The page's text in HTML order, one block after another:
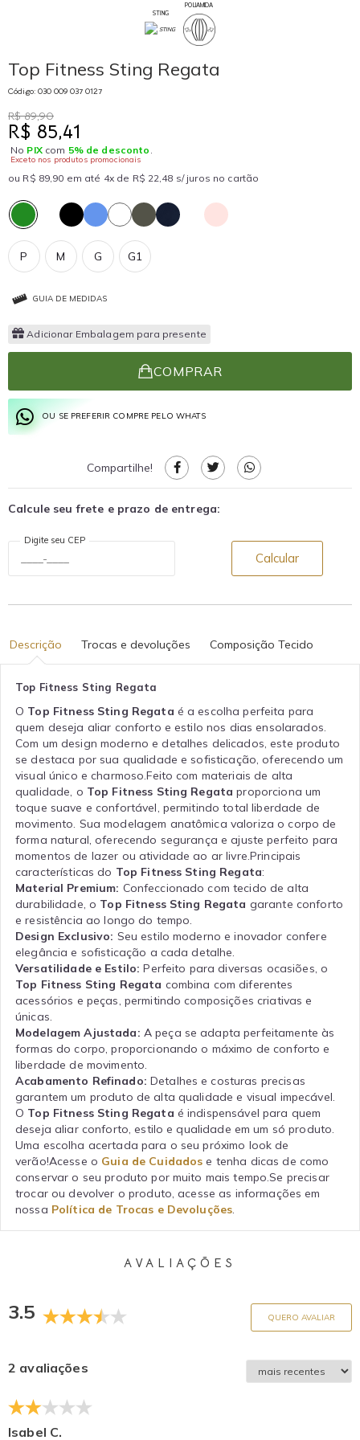
STING
POLIAMIDA
Top Fitness Sting Regata
Código: 030 009 037 0127
R$ 89,90
R$ 85,41
No PIXcom 5% de desconto .
Exceto nos produtos promocionais
ou R$ 89,90 em até 4x de R$ 22,48 s/ juros no cartão
P M G G1
GUIA DE MEDIDAS
Adicionar Embalagem para presente
COMPRAR
OU SE PREFERIR COMPRE PELO WHATS
Compartilhe!
Calcule seu frete e prazo de entrega:
Digite seu CEP
Calcular
Descrição Trocas e devoluções Composição Tecido
Top Fitness Sting Regata
O Top Fitness Sting Regata é a escolha perfeita para
quem deseja aliar conforto e estilo nos dias ensolarados.
Com um design moderno e detalhes delicados, este produto
se destaca por sua qualidade e sofisticação, oferecendo um
visual único e charmoso.Feito com materiais de alta
qualidade, o Top Fitness Sting Regata proporciona um
toque suave e confortável, permitindo total liberdade de
movimento. Sua modelagem anatômica valoriza o corpo de
forma natural, oferecendo segurança e ajuste perfeito para
momentos de lazer ou atividade ao ar livre.Principais
características do Top Fitness Sting Regata:
Material Premium: Confeccionado com tecido de alta
durabilidade, o Top Fitness Sting Regata garante conforto
e resistência ao longo do tempo.
Design Exclusivo: Seu estilo moderno e inovador confere
elegância e sofisticação a cada detalhe.
Versatilidade e Estilo: Perfeito para diversas ocasiões, o
Top Fitness Sting Regata combina com diferentes
acessórios e peças, permitindo composições criativas e
únicas.
Modelagem Ajustada: A peça se adapta perfeitamente às
formas do corpo, proporcionando o máximo de conforto e
liberdade de movimento.
Acabamento Refinado: Detalhes e costuras precisas
garantem um produto de alta qualidade e visual impecável.
O Top Fitness Sting Regata é indispensável para quem
deseja aliar conforto, estilo e qualidade em um só produto.
Uma escolha acertada para o seu próximo look de
verão!Acesse o Guia de Cuidados e tenha dicas de como
conservar o seu produto por muito mais tempo.Se precisar
trocar ou devolver o produto, acesse as informações em
nossa Política de Trocas e Devoluções
AVALIAÇÕES
3.5 QUERO AVALIAR
2 avaliações
Isabel C.